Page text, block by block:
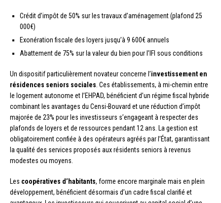
Crédit d’impôt de 50% sur les travaux d’aménagement (plafond 25
000€)
Exonération fiscale des loyers jusqu’à 9 600€ annuels
Abattement de 75% sur la valeur du bien pour l’IFI sous conditions
Un dispositif particulièrement novateur concerne l’investissement en
résidences seniors sociales . Ces établissements, à mi-chemin entre
le logement autonome et l’EHPAD, bénéficient d’un régime fiscal hybride
combinant les avantages du Censi-Bouvard et une réduction d’impôt
majorée de 23% pour les investisseurs s’engageant à respecter des
plafonds de loyers et de ressources pendant 12 ans. La gestion est
obligatoirement confiée à des opérateurs agréés par l’État, garantissant
la qualité des services proposés aux résidents seniors à revenus
modestes ou moyens.
Les coopératives d’habitants, forme encore marginale mais en plein
développement, bénéficient désormais d’un cadre fiscal clarifié et